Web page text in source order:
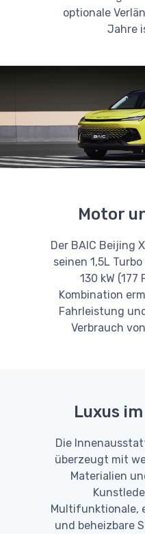
optionale
Jahre
Motor
Der BAIC Beijing
seinen 1,5L
130 kW (177
Kombination
Fahrleistung
Verbrauch
Luxus
Die
überzeugt mit
Materialien
Multifunktionale,
und beheizbare